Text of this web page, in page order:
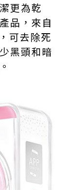
更為乾
品，來自
可去除死
黑頭和暗